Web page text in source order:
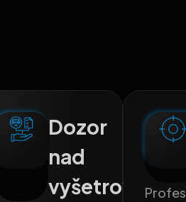
Dozor
nad
vyšetrovaním